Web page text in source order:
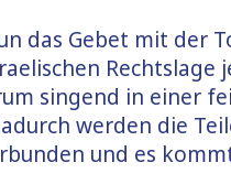
das Gebet mit der
Rechtslage
singend in einer
werden die
und es